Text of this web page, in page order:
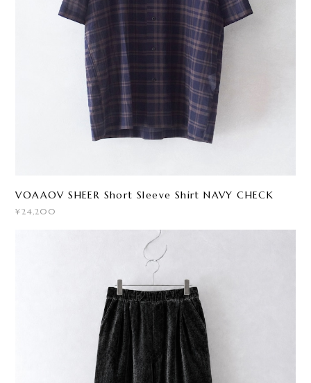
VOAAOV SHEER Short Sleeve Shirt NAVY CHECK
¥24,200